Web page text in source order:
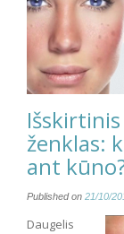
ženklas:
ant
Published on 21/10/
Daugelis